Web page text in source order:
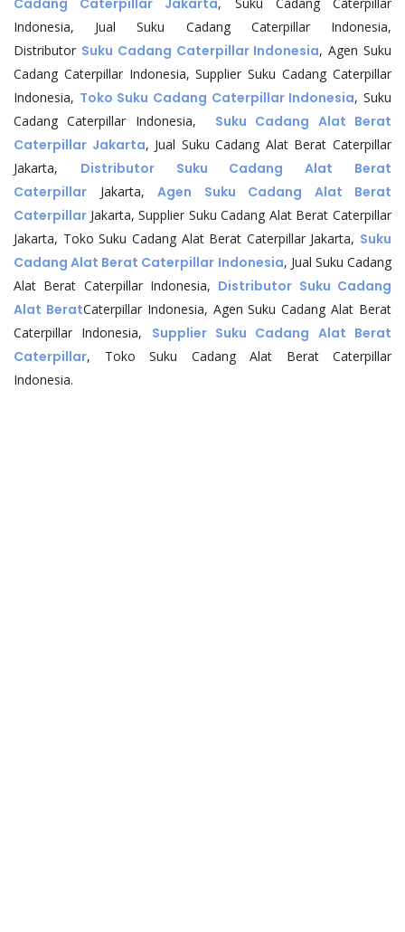
Cadang Caterpillar Jakarta
Indonesia, Jual Suku Cadang Caterpillar Indonesia,
Distributor Suku Cadang Caterpillar Indonesia, Agen Suku
Cadang Caterpillar Indonesia, Supplier Suku Cadang Caterpillar
Indonesia, Toko Suku Cadang Caterpillar Indonesia, Suku
Cadang Caterpillar Indonesia, Suku Cadang Alat Berat
Caterpillar Jakarta, Jual Suku Cadang Alat Berat Caterpillar
Jakarta, Distributor Suku Cadang Alat Berat
Caterpillar Jakarta, Agen Suku Cadang Alat Berat
Caterpillar Jakarta, Supplier Suku Cadang Alat Berat Caterpillar
Jakarta, Toko Suku Cadang Alat Berat Caterpillar Jakarta, Suku
Cadang Alat Berat Caterpillar Indonesia, Jual Suku Cadang
Alat Berat Caterpillar Indonesia, Distributor Suku Cadang
Alat BeratCaterpillar Indonesia, Agen Suku Cadang Alat Berat
Caterpillar Indonesia, Supplier Suku Cadang Alat Berat
Caterpillar, Toko Suku Cadang Alat Berat Caterpillar
Indonesia.